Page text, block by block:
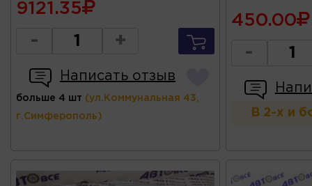
9121.35
- +
Написать отзыв
больше 4 шт (ул.Коммунальная 43,
г.Симферополь)
450.00
-
В 2-х и